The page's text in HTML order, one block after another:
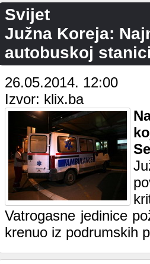
Svijet
Južna Koreja:
autobuskoj
26.05.2014. 12:00
Izvor: klix.ba
Vatrogasne jedinice
krenuo iz podrumskih